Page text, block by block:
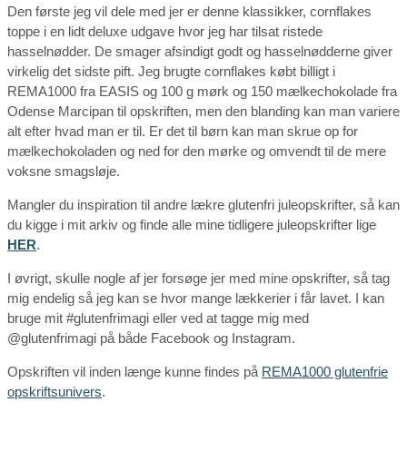
Den første jeg vil dele med jer er denne klassikker, cornflakes
toppe i en lidt deluxe udgave hvor jeg har tilsat ristede
hasselnødder. De smager afsindigt godt og hasselnødderne giver
virkelig det sidste pift. Jeg brugte cornflakes købt billigt i
REMA1000 fra EASIS og 100 g mørk og 150 mælkechokolade fra
Odense Marcipan til opskriften, men den blanding kan man variere
alt efter hvad man er til. Er det til børn kan man skrue op for
mælkechokoladen og ned for den mørke og omvendt til de mere
voksne smagsløje.
Mangler du inspiration til andre lækre glutenfri juleopskrifter, så kan
du kigge i mit arkiv og finde alle mine tidligere juleopskrifter lige
HER.
I øvrigt, skulle nogle af jer forsøge jer med mine opskrifter, så tag
mig endelig så jeg kan se hvor mange lækkerier i får lavet. I kan
bruge mit #glutenfrimagi eller ved at tagge mig med
@glutenfrimagi på både Facebook og Instagram.
Opskriften vil inden længe kunne findes på REMA1000 glutenfrie
opskriftsunivers.